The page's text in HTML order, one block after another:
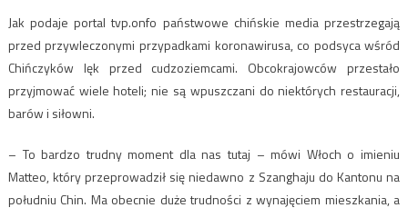
Jak podaje portal tvp.onfo państwowe chińskie media przestrzegają
przed przywleczonymi przypadkami koronawirusa, co podsyca wśród
Chińczyków lęk przed cudzoziemcami. Obcokrajowców przestało
przyjmować wiele hoteli; nie są wpuszczani do niektórych restauracji,
barów i siłowni.
– To bardzo trudny moment dla nas tutaj – mówi Włoch o imieniu
Matteo, który przeprowadził się niedawno z Szanghaju do Kantonu na
południu Chin. Ma obecnie duże trudności z wynajęciem mieszkania, a